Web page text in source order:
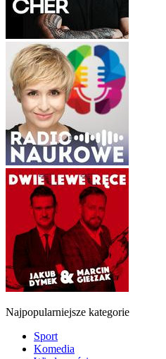
Najpopularniejsze kategorie
Sport
Komedia